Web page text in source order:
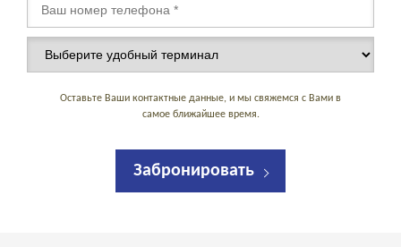
Оставьте Ваши контактные данные, и мы свяжемся с Вами в
самое ближайшее время.
Забронировать